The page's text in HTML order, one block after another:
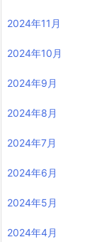
2024年11月
2024年10月
2024年9月
2024年8月
2024年7月
2024年6月
2024年5月
2024年4月